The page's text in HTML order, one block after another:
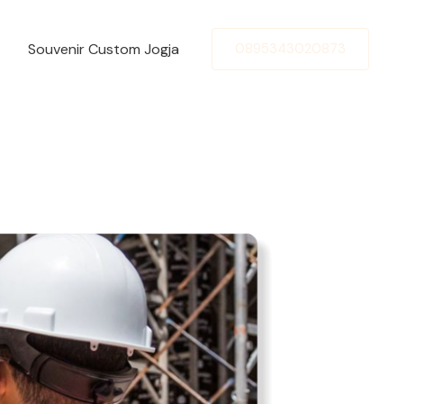
Souvenir Custom Jogja 0895343020873